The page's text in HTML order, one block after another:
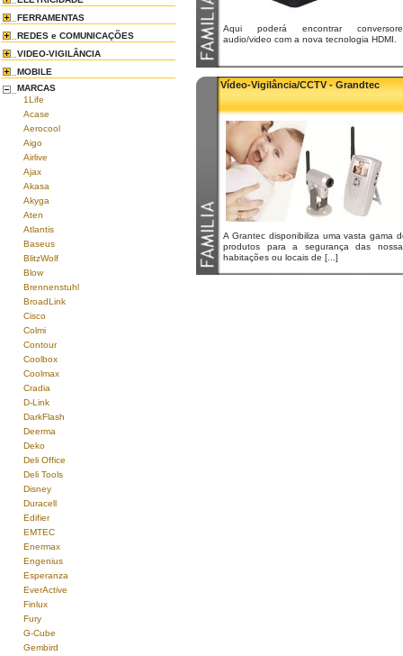
FERRAMENTAS
REDES e COMUNICAÇÕES
VIDEO-VIGILÂNCIA
MOBILE
MARCAS
1Life
Acase
Aerocool
Aigo
Airlive
Ajax
Akasa
Akyga
Aten
Atlantis
Baseus
BlitzWolf
Blow
Brennenstuhl
BroadLink
Cisco
Colmi
Contour
Coolbox
Coolmax
Cradia
D-Link
DarkFlash
Deerma
Deko
Deli Office
Deli Tools
Disney
Duracell
Edifier
EMTEC
Enermax
Engenius
Esperanza
EverActive
Finlux
Fury
G-Cube
Gembird
Aqui poderá encontrar
audio/video com a nova tecnologia HDMI.
Vídeo-Vigilância/CCTV - Grandtec
A Grantec disponibiliza uma vasta gama
produtos para a segurança das
habitações ou locais de [...]